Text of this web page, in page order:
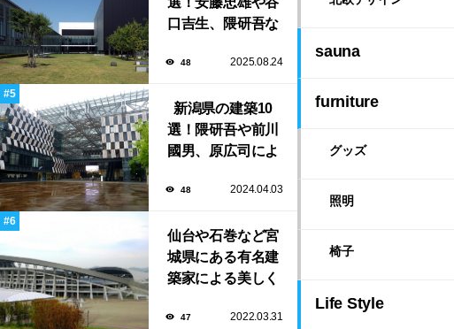
口吉生、隈研吾な
る豊かな自然と調
共施設！
48 2025.08.24
新潟県の建築10
選！隈研吾や前川
國男、原広司によ
染む至極の建築揃
48 2024.04.03
仙台や石巻など宮
城県にある有名建
築家による美しく
品13選
47 2022.03.31
sauna
furniture
グッズ
照明
椅子
Life Style